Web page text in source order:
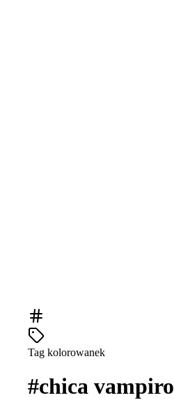
Tag kolorowanek
#chica vampiro